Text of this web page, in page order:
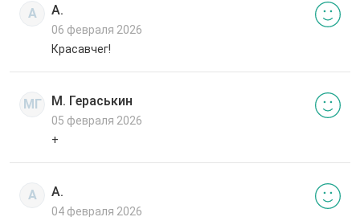
А А.
06 февраля 2026
Красавчег!
МГ М. Гераськин
05 февраля 2026
+
А А.
04 февраля 2026